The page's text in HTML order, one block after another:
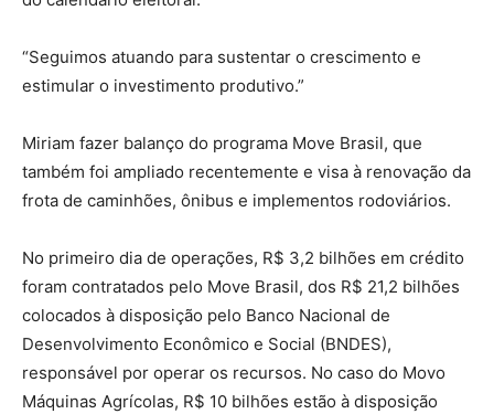
“Seguimos atuando para sustentar o crescimento e
estimular o investimento produtivo.”
Miriam fazer balanço do programa Move Brasil, que
também foi ampliado recentemente e visa à renovação da
frota de caminhões, ônibus e implementos rodoviários.
No primeiro dia de operações, R$ 3,2 bilhões em crédito
foram contratados pelo Move Brasil, dos R$ 21,2 bilhões
colocados à disposição pelo Banco Nacional de
Desenvolvimento Econômico e Social (BNDES),
responsável por operar os recursos. No caso do Movo
Máquinas Agrícolas, R$ 10 bilhões estão à disposição